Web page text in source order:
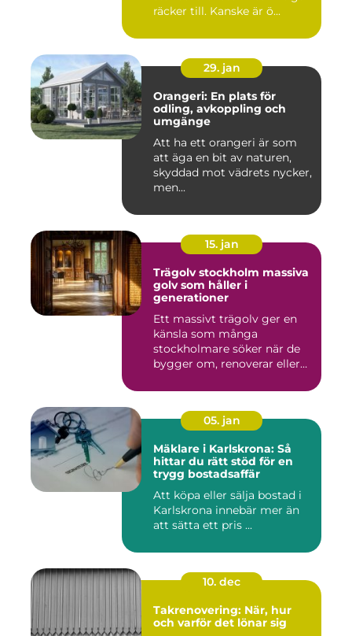
räcker till. Kanske är ö...
29. jan
Orangeri: En plats för
odling, avkoppling och
umgänge
Att ha ett orangeri är som
att äga en bit av naturen,
skyddad mot vädrets nycker,
men...
15. jan
Trägolv stockholm massiva
golv som håller i
generationer
Ett massivt trägolv ger en
känsla som många
stockholmare söker när de
bygger om, renoverar eller
05. jan
Mäklare i Karlskrona: Så
hittar du rätt stöd för en
trygg bostadsaffär
Att köpa eller sälja bostad i
Karlskrona innebär mer än
att sätta ett pris ...
10. dec
Takrenovering: När, hur
och varför det lönar sig